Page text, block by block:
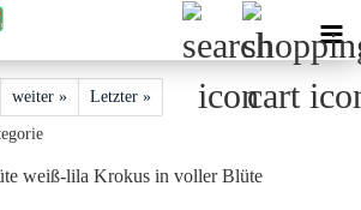
weiter » Letzter »
weiß-lila Krokus in voller Blüte